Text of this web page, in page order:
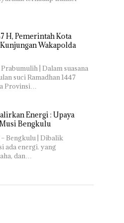
H, Pemerintah Kota
Wakapolda
| Dalam suasana
suci Ramadhan 1447
Provinsi…
Energi : Upaya
Bengkulu
Bengkulu | Dibalik
ada energi. yang
dan…